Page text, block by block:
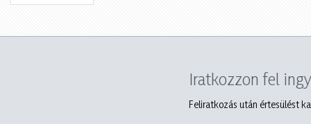
Iratkozzon fel
Feliratkozás után értesülést